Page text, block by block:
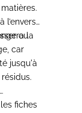
l’envers
la
ou
car
jusqu'à
fiches